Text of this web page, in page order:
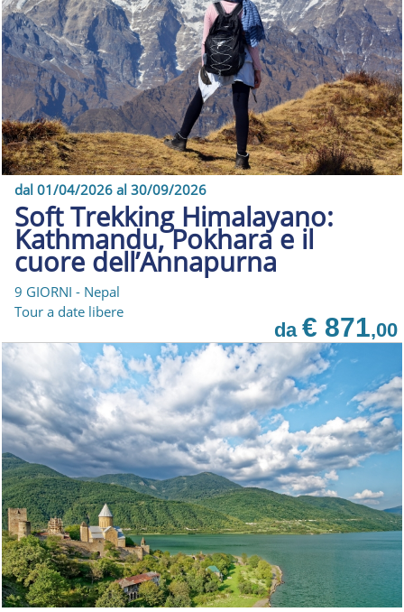
dal 01/04/2026 al 30/09/2026
Soft Trekking Himalayano:
Kathmandu, Pokhara e il
cuore dell’Annapurna
9 GIORNI - Nepal
Tour a date libere
da € 871,00